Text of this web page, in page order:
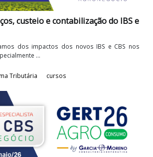
custeio e contabilização do
dos impactos dos novos IBS e CBS
...